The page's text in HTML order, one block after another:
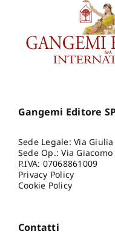
Gangemi Editore
Sede Legale: Via
Sede Op.: Via
P.IVA: 07068861009
Privacy Policy
Cookie Policy
Contatti